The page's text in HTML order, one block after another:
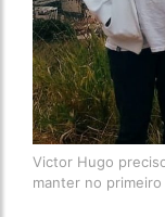
Victor Hugo
manter no